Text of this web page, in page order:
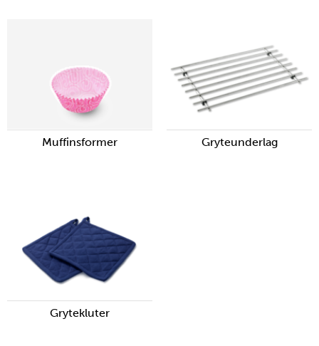
Muffinsformer Gryteunderlag
Grytekluter